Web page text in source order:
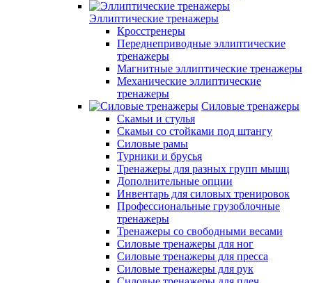
Эллиптические тренажеры
Кросстренеры
Переднеприводные эллиптические
тренажеры
Магнитные эллиптические тренажеры
Механические эллиптические
тренажеры
Силовые тренажеры
Скамьи и стулья
Скамьи со стойками под штангу
Силовые рамы
Турники и брусья
Тренажеры для разных групп мышц
Дополнительные опции
Инвентарь для силовых тренировок
Профессиональные грузоблочные
тренажеры
Тренажеры со свободными весами
Силовые тренажеры для ног
Силовые тренажеры для пресса
Силовые тренажеры для рук